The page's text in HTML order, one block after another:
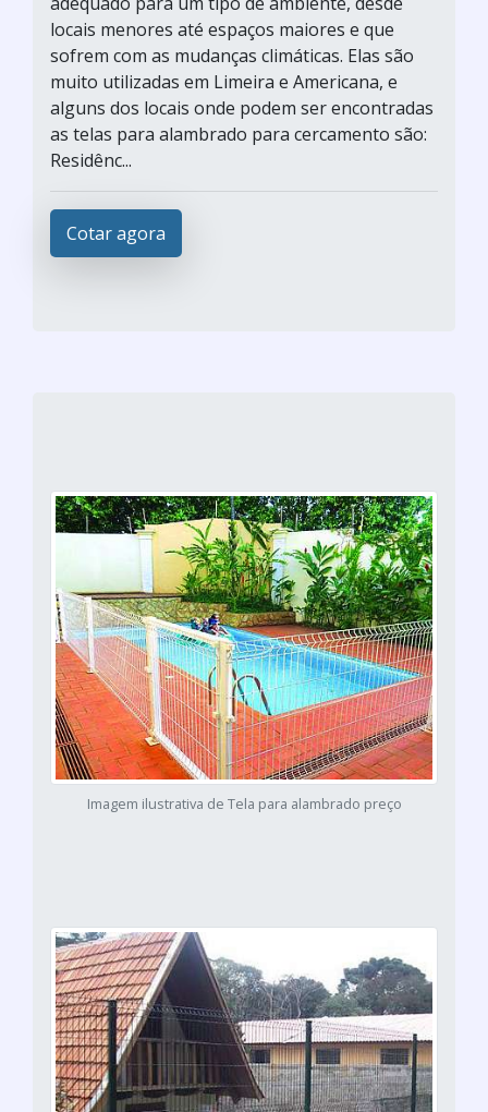
locais menores até espaços maiores e que
sofrem com as mudanças climáticas. Elas são
muito utilizadas em Limeira e Americana, e
alguns dos locais onde podem ser encontradas
as telas para alambrado para cercamento são:
Residênc...
Cotar agora
Imagem ilustrativa de Tela para alambrado preço